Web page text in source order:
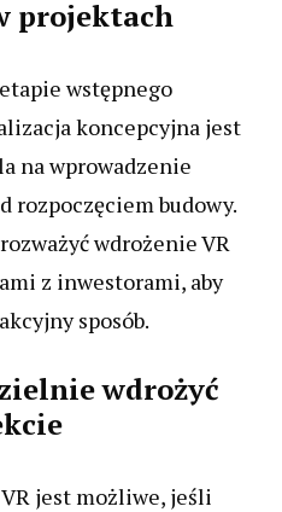
projektach
wstępnego
koncepcyjna jest
na wprowadzenie
rozpoczęciem budowy.
wdrożenie VR
z inwestorami, aby
sposób.
wdrożyć
jest możliwe, jeśli